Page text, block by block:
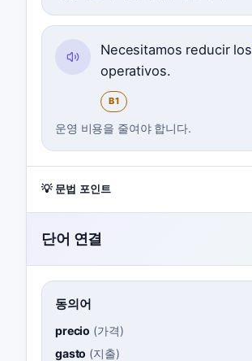
Necesitamos reducir los
operativos.
B1
운영 비용을 줄여야 합니다.
💡 문법 포인트
단어 연결
동의어
precio (가격)
gasto (지출)